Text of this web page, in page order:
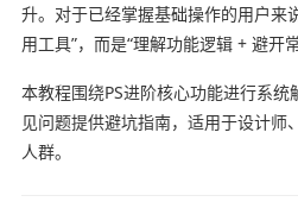
升。对于已经掌握基础操作的用户来
用工具”，而是“理解功能逻辑 + 避开
本教程围绕PS进阶核心功能进行系
见问题提供避坑指南，适用于设计师
人群。